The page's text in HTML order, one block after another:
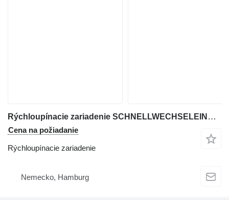
Rýchloupínacie zariadenie SCHNELLWECHSELEINRICHTUNG na rýpadla Doosan DX140LCR-7
Cena na požiadanie
Rýchloupínacie zariadenie
Nemecko, Hamburg